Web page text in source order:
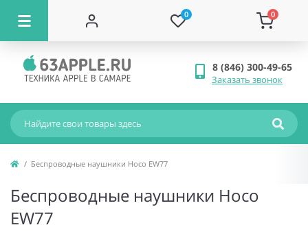
0 0
8 (846) 300-49-65
Заказать звонок
Беспроводные наушники Hoco EW77
Беспроводные наушники Hoco
EW77